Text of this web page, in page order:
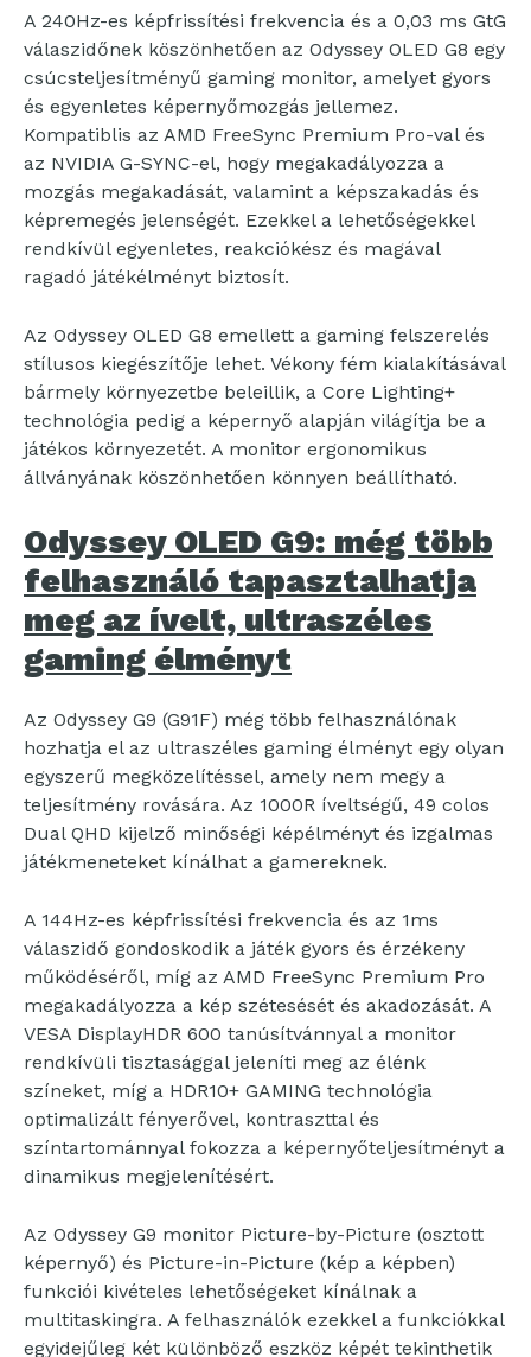
A 240Hz-es képfrissítési frekvencia és a 0,03 ms GtG
válaszidőnek köszönhetően az Odyssey OLED G8 egy
csúcsteljesítményű gaming monitor, amelyet gyors
és egyenletes képernyőmozgás jellemez.
Kompatiblis az AMD FreeSync Premium Pro-val és
az NVIDIA G-SYNC-el, hogy megakadályozza a
mozgás megakadását, valamint a képszakadás és
képremegés jelenségét. Ezekkel a lehetőségekkel
rendkívül egyenletes, reakciókész és magával
ragadó játékélményt biztosít.
Az Odyssey OLED G8 emellett a gaming felszerelés
stílusos kiegészítője lehet. Vékony fém kialakításával
bármely környezetbe beleillik, a Core Lighting+
technológia pedig a képernyő alapján világítja be a
játékos környezetét. A monitor ergonomikus
állványának köszönhetően könnyen beállítható.
Odyssey OLED G9: még több
felhasználó tapasztalhatja
meg az ívelt, ultraszéles
gaming élményt
Az Odyssey G9 (G91F) még több felhasználónak
hozhatja el az ultraszéles gaming élményt egy olyan
egyszerű megközelítéssel, amely nem megy a
teljesítmény rovására. Az 1000R íveltségű, 49 colos
Dual QHD kijelző minőségi képélményt és izgalmas
játékmeneteket kínálhat a gamereknek.
A 144Hz-es képfrissítési frekvencia és az 1ms
válaszidő gondoskodik a játék gyors és érzékeny
működéséről, míg az AMD FreeSync Premium Pro
megakadályozza a kép szétesését és akadozását. A
VESA DisplayHDR 600 tanúsítvánnyal a monitor
rendkívüli tisztasággal jeleníti meg az élénk
színeket, míg a HDR10+ GAMING technológia
optimalizált fényerővel, kontraszttal és
színtartománnyal fokozza a képernyőteljesítményt a
dinamikus megjelenítésért.
Az Odyssey G9 monitor Picture-by-Picture (osztott
képernyő) és Picture-in-Picture (kép a képben)
funkciói kivételes lehetőségeket kínálnak a
multitaskingra. A felhasználók ezekkel a funkciókkal
egyidejűleg két különböző eszköz képét tekinthetik